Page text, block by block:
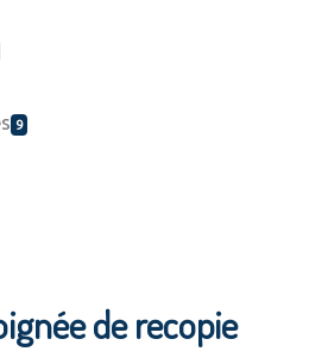
9
de recopie